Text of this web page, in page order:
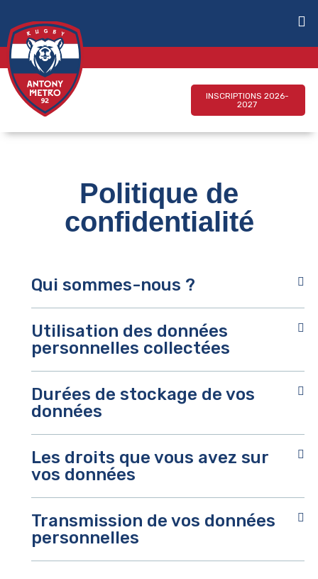
INSCRIPTIONS 2026-
2027
Politique de
confidentialité
Qui sommes-nous ?
Utilisation des données
personnelles collectées
Durées de stockage de vos
données
Les droits que vous avez sur
vos données
Transmission de vos données
personnelles